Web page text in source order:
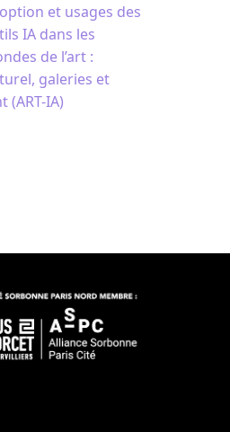
et usages des
IA dans les
de l’art :
galeries et
(ART-IA)